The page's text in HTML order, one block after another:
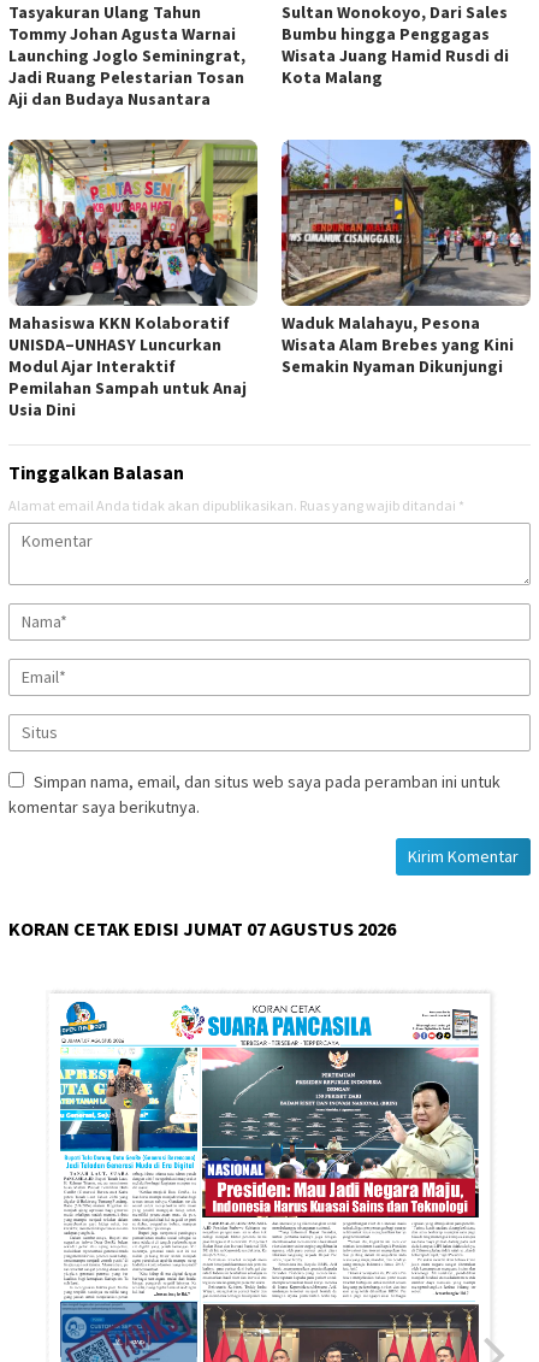
Tasyakuran Ulang Tahun
Tommy Johan Agusta Warnai
Launching Joglo Seminingrat,
Jadi Ruang Pelestarian Tosan
Aji dan Budaya Nusantara
Sultan Wonokoyo, Dari Sales
Bumbu hingga Penggagas
Wisata Juang Hamid Rusdi di
Kota Malang
Mahasiswa KKN Kolaboratif
UNISDA–UNHASY Luncurkan
Modul Ajar Interaktif
Pemilahan Sampah untuk Anaj
Usia Dini
Waduk Malahayu, Pesona
Wisata Alam Brebes yang Kini
Semakin Nyaman Dikunjungi
Tinggalkan Balasan
Alamat email Anda tidak akan dipublikasikan. Ruas yang wajib ditandai *
Simpan nama, email, dan situs web saya pada peramban ini untuk
komentar saya berikutnya.
KORAN CETAK EDISI JUMAT 07 AGUSTUS 2026